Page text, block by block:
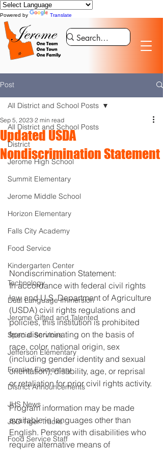
Powered by Translate
Post
All District and School Posts
District
Jerome High School
Summit Elementary
Jerome Middle School
Horizon Elementary
Falls City Academy
Food Service
Kindergarten Center
Technology
Dual Language Immersion
Jerome Gifted and Talented
Special Services
Jefferson Elementary
Frontier Elementary
District Announcements
JHS News
JSD Tiger Tracks
Food Service Staff
All District and School Posts
Updated USDA
Nondiscrimination Statement
Sep 5, 2023 2 min read
Nondiscrimination Statement:
In accordance with federal civil rights
law and U.S. Department of Agriculture
(USDA) civil rights regulations and
policies, this institution is prohibited
from discriminating on the basis of
race, color, national origin, sex
(including gender identity and sexual
orientation), disability, age, or reprisal
or retaliation for prior civil rights activity.
Program information may be made
available in languages other than
English. Persons with disabilities who
require alternative means of